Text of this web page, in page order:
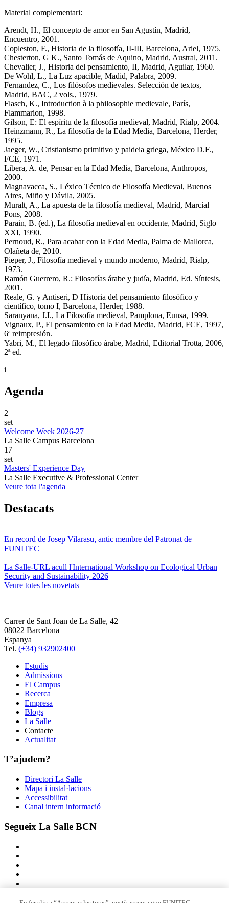
Material complementari:
Arendt, H., El concepto de amor en San Agustín, Madrid,
Encuentro, 2001.
Copleston, F., Historia de la filosofía, II-III, Barcelona, Ariel, 1975.
Chesterton, G K., Santo Tomás de Aquino, Madrid, Austral, 2011.
Chevalier, J., Historia del pensamiento, II, Madrid, Aguilar, 1960.
De Wohl, L., La Luz apacible, Madid, Palabra, 2009.
Fernandez, C., Los filósofos medievales. Selección de textos,
Madrid, BAC, 2 vols., 1979.
Flasch, K., Introduction à la philosophie medievale, París,
Flammarion, 1998.
Gilson, E: El espíritu de la filosofía medieval, Madrid, Rialp, 2004.
Heinzmann, R., La filosofía de la Edad Media, Barcelona, Herder,
1995.
Jaeger, W., Cristianismo primitivo y paideia griega, México D.F.,
FCE, 1971.
Libera, A. de, Pensar en la Edad Media, Barcelona, Anthropos,
2000.
Magnavacca, S., Léxico Técnico de Filosofía Medieval, Buenos
Aires, Miño y Dávila, 2005.
Muralt, A., La apuesta de la filosofía medieval, Madrid, Marcial
Pons, 2008.
Parain, B. (ed.), La filosofía medieval en occidente, Madrid, Siglo
XXI, 1990.
Pernoud, R., Para acabar con la Edad Media, Palma de Mallorca,
Olañeta de, 2010.
Pieper, J., Filosofía medieval y mundo moderno, Madrid, Rialp,
1973.
Ramón Guerrero, R.: Filosofías árabe y judía, Madrid, Ed. Síntesis,
2001.
Reale, G. y Antiseri, D Historia del pensamiento filosófico y
científico, tomo I, Barcelona, Herder, 1988.
Saranyana, J.I., La Filosofía medieval, Pamplona, Eunsa, 1999.
Vignaux, P., El pensamiento en la Edad Media, Madrid, FCE, 1997,
6ª reimpresión.
Yabri, M., El legado filosófico árabe, Madrid, Editorial Trotta, 2006,
2ª ed.
i
Agenda
2
set
Welcome Week 2026-27
La Salle Campus Barcelona
17
set
Masters' Experience Day
La Salle Executive & Professional Center
Veure tota l'agenda
Destacats
En record de Josep Vilarasu, antic membre del Patronat de
FUNITEC
La Salle-URL acull l'International Workshop on Ecological Urban
Security and Sustainability 2026
Veure totes les novetats
Carrer de Sant Joan de La Salle, 42
08022 Barcelona
Espanya
Tel. (+34) 932902400
Estudis
Admissions
El Campus
Recerca
Empresa
Blogs
La Salle
Contacte
Actualitat
T’ajudem?
Directori La Salle
Mapa i instal·lacions
Accessibilitat
Canal intern informació
Segueix La Salle BCN